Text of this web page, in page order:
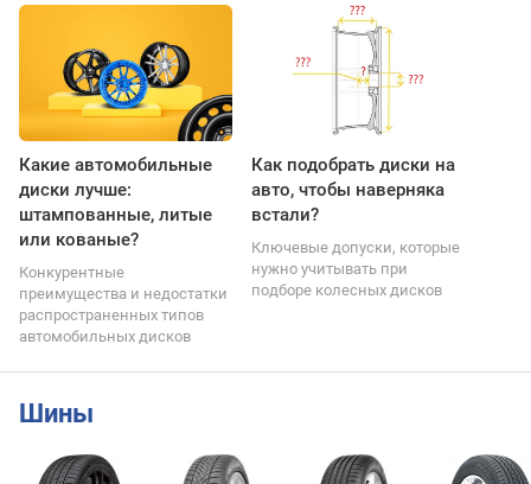
Какие автомобильные
диски лучше:
штампованные, литые
или кованые?
Конкурентные
преимущества и недостатки
распространенных типов
автомобильных дисков
Как подобрать диски на
авто, чтобы наверняка
встали?
Ключевые допуски, которые
нужно учитывать при
подборе колесных дисков
Шины